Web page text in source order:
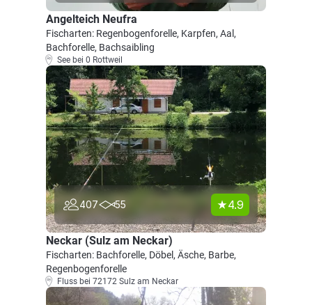
Angelteich Neufra
Fischarten: Regenbogenforelle, Karpfen, Aal,
Bachforelle, Bachsaibling
See bei 0 Rottweil
407 55 4.9
Neckar (Sulz am Neckar)
Fischarten: Bachforelle, Döbel, Äsche, Barbe,
Regenbogenforelle
Fluss bei 72172 Sulz am Neckar